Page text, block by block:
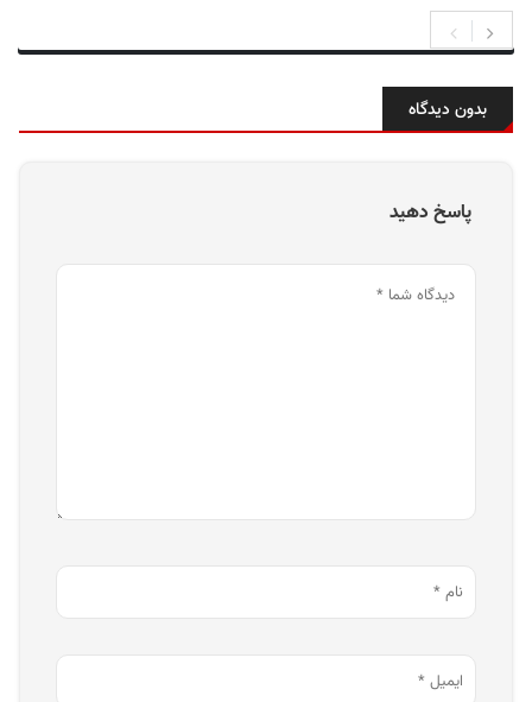
بدون دیدگاه
پاسخ دهید